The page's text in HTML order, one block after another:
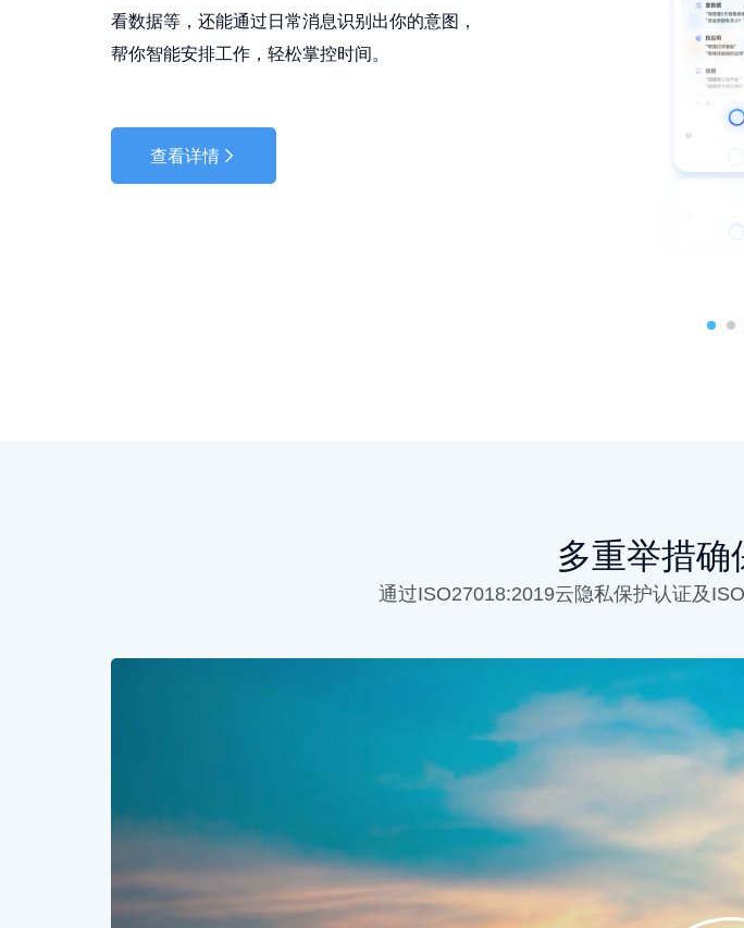
看数据等，还能通过日常消息识别出你的意图，
帮你智能安排工作，轻松掌控时间。
查看详情 
多重举措确
通过ISO27018:2019云隐私保护认证及